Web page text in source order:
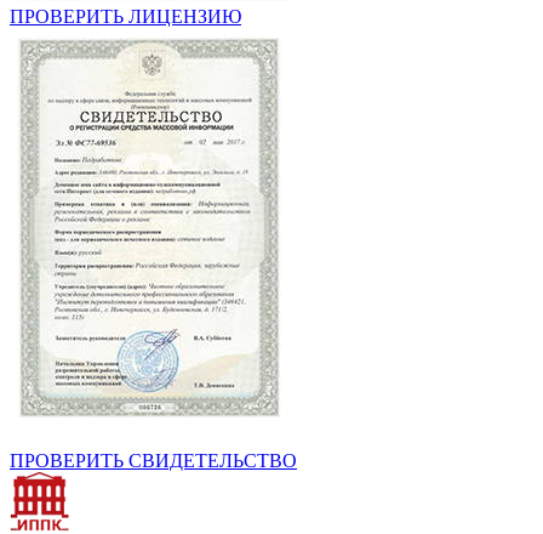
ПРОВЕРИТЬ ЛИЦЕНЗИЮ
ПРОВЕРИТЬ СВИДЕТЕЛЬСТВО